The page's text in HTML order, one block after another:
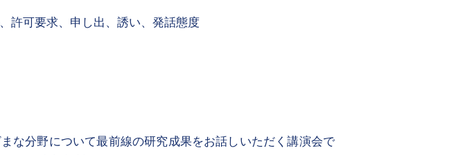
許可要求、申し出、誘い、発話態度
な分野について最前線の研究成果をお話しいただく講演会で